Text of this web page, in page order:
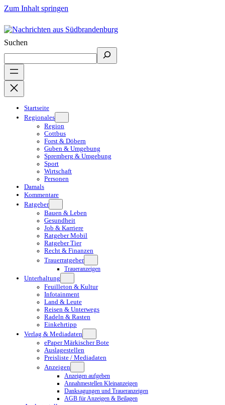
Zum Inhalt springen
Suchen
Startseite
Regionales
Region
Cottbus
Forst & Döbern
Guben & Umgebung
Spremberg & Umgebung
Sport
Wirtschaft
Personen
Damals
Kommentare
Ratgeber
Bauen & Leben
Gesundheit
Job & Karriere
Ratgeber Mobil
Ratgeber Tier
Recht & Finanzen
Trauerratgeber
Traueranzeigen
Unterhaltung
Feuilleton & Kultur
Infotainment
Land & Leute
Reisen & Unterwegs
Radeln & Rasten
Einkehrtipp
Verlag & Mediadaten
ePaper Märkischer Bote
Auslagestellen
Preisliste / Mediadaten
Anzeigen
Anzeigen aufgeben
Annahmestellen Kleinanzeigen
Danksagungen und Traueranzeigen
AGB für Anzeigen & Beilagen